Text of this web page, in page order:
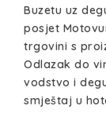
Buzetu uz
posjet
trgovini s
Odlazak do
vodstvo i
smještaj u